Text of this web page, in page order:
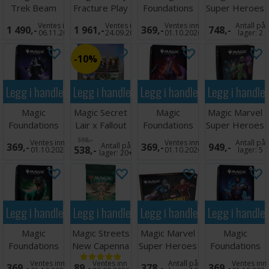
Trek Beam
Me Up Bundle
1 490,-Ventes inn
06.11.2026
Fracture Play
Display
1 961,-Ventes inn
24.09.2026
Foundations
Commander
Hvit
369,-Ventes inn
01.10.2026
Super Heroes
Bundle
748,- Antall på
lager:2
Legg i handlekurven
Magic
Foundations
Commander
Svart
369,-Ventes inn
01.10.2026
Legg i handlekurven
10%
Magic Secret
Lair x Fallout
Vault 33
598,-
538,- Antall på
lager:20+
Legg i handlekurven
Magic
Foundations
Commander
Rød
369,-Ventes inn
01.10.2026
Legg i
Magic Marvel
Super Heroes
Commander
#4
949,- Antall på
lager:5
Legg i handlekurven
Magic
Foundations
Commander
Ventes inn
Legg i handlekurven
Magic Streets
New Capenna
Set Booster
Ventes inn
Legg i handlekurven
Magic Marvel
Super Heroes
Beginner Box
Antall på
Legg i
Magic
Foundations
Commander
Ventes inn